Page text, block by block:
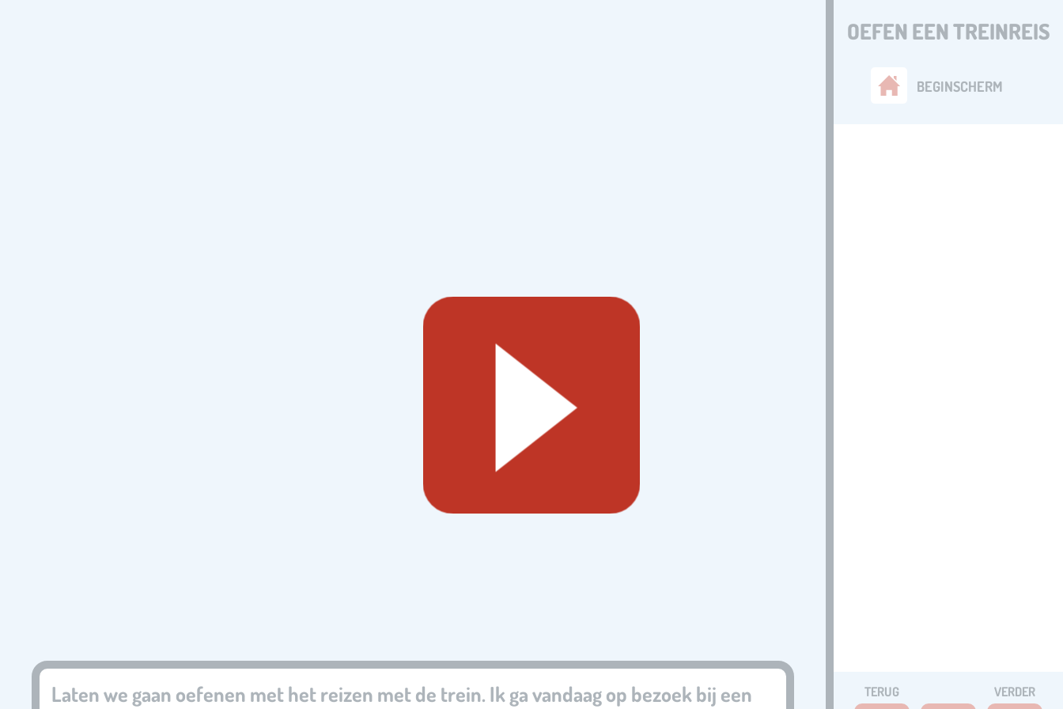
Laten we gaan oefenen met het reizen met de trein. Ik ga vandaag op bezoek bij een
OEFEN EEN TREINREIS
BEGINSCHERM
TERUG VERDER